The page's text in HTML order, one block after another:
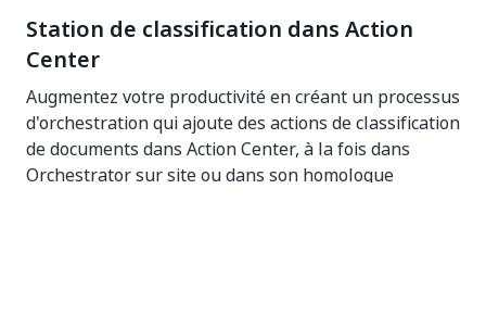
Station de classification dans Action
Center
Augmentez votre productivité en créant un processus
d'orchestration qui ajoute des actions de classification
de documents dans Action Center, à la fois dans
Orchestrator sur site ou dans son homologue